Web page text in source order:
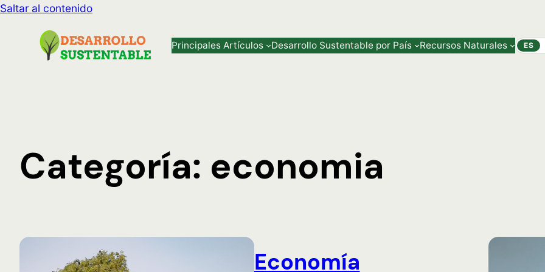
Saltar al contenido
Principales Artículos Desarrollo Sustentable por País Recursos Naturales ES
Categoría: economia
Economía